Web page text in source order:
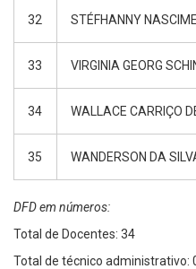
32 STÉFHANNY
33 VIRGINIA GEORG
34 WALLACE CARRIÇO
35 WANDERSON DA
DFD em números:
Total de Docentes: 34
Total de técnico administrativo: